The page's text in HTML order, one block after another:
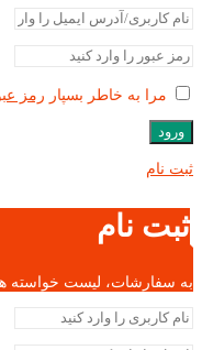
مرا به خاطر بسپار رمز
ورود
ثبت نام
ثبت نام
به سفارشات، لیست خواسته